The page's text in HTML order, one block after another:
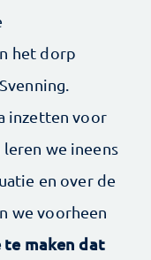
het dorp
inzetten voor
leren we ineens
en over de
we voorheen
te maken dat